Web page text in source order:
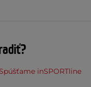
inSPORTline